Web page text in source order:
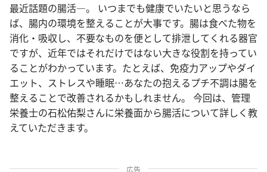
最近話題の腸活—。 いつまでも健康でいたいと思うなら
ば、腸内の環境を整えることが大事です。腸は食べた物を
消化・吸収し、不要なものを便として排泄してくれる器官
ですが、近年ではそれだけではない大きな役割を持ってい
ることがわかっています。たとえば、免疫力アップやダイ
エット、ストレスや睡眠…あなたの抱えるプチ不調は腸を
整えることで改善されるかもしれません。 今回は、管理
栄養士の石松佑梨さんに栄養面から腸活について詳しく教
えていただきます。
広告